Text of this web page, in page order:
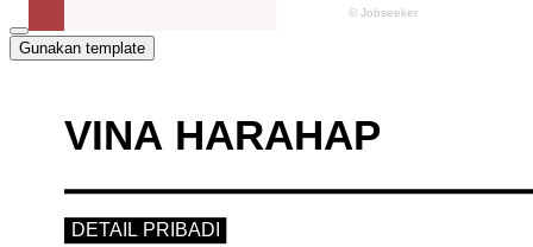
Gunakan template